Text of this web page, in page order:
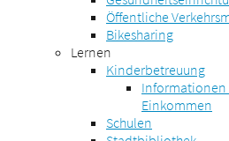
Öffentliche
Bikesharing
Lernen
Kinderbetreuung
Informationen
Einkommen
Schulen